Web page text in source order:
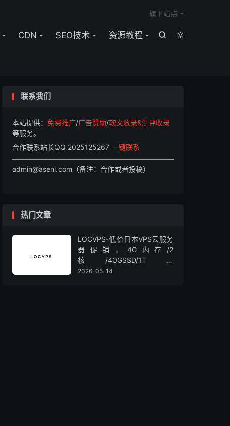


CDN SEO技术 资源教程
旗下站点
联系我们
本站提供： 免费推广/广告赞助/软文收录&测评收录
等服务。
合作联系站长QQ 2025125267 一键联系
admin@asenl.com（备注：合作或者投稿）
热门文章
LOCVPS-低价日本VPS云服务
器促销，4G内存/2
核/40GSSD/1T流
量/450Mbps带宽，低至36元/
2026-05-14